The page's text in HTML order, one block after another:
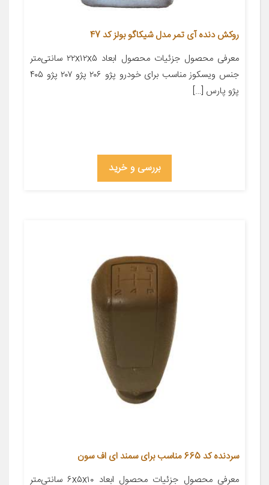
روکش دنده آی تمر مدل شیکاگو بولز کد 47
معرفی محصول جزئیات محصول ابعاد ۲۲x۱۲x۵ سانتی‌متر
جنس ویسکوز مناسب برای خودرو پژو ۲۰۶ پژو ۲۰۷ پژو ۴۰۵
پژو پارس […]
بررسی و خرید
سردنده کد 665 مناسب برای سمند ای اف سون
معرفی محصول جزئیات محصول ابعاد ۶x۵x۱۰ سانتی‌متر